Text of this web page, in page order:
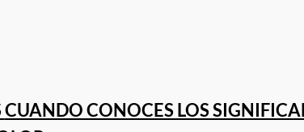
CUANDO CONOCES LOS